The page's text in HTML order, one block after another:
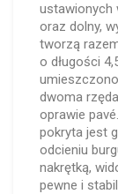
ustawionych
oraz dolny,
tworzą
o długości
dwoma
oprawie
pokryta jest
odcieniu
nakrętką,
pewne i